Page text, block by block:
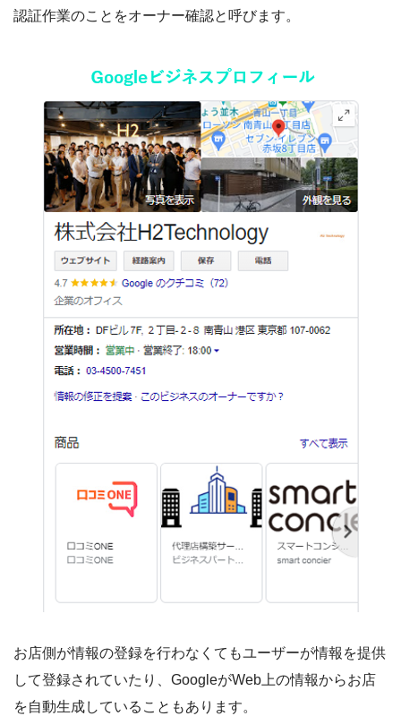
認証作業のことをオーナー確認と呼びます。
お店側が情報の登録を行わなくてもユーザーが情報を提供
して登録されていたり、GoogleがWeb上の情報からお店
を自動生成していることもあります。